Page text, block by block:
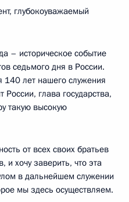
глубокоуважаемый
– историческое событие
седьмого дня в России.
140 лет нашего служения
глава государства,
такую высокую
от всех своих братьев
и хочу заверить, что эта
в дальнейшем служении
мы здесь осуществляем.